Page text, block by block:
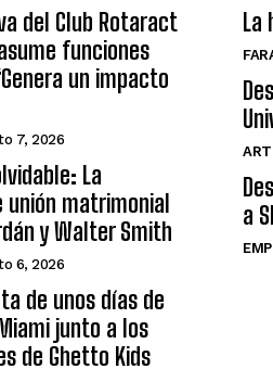
del Club Rotaract
funciones
un impacto
7, 2026
La
matrimonial
y Walter Smith
6, 2026
de unos días de
junto a los
de Ghetto Kids
La
a